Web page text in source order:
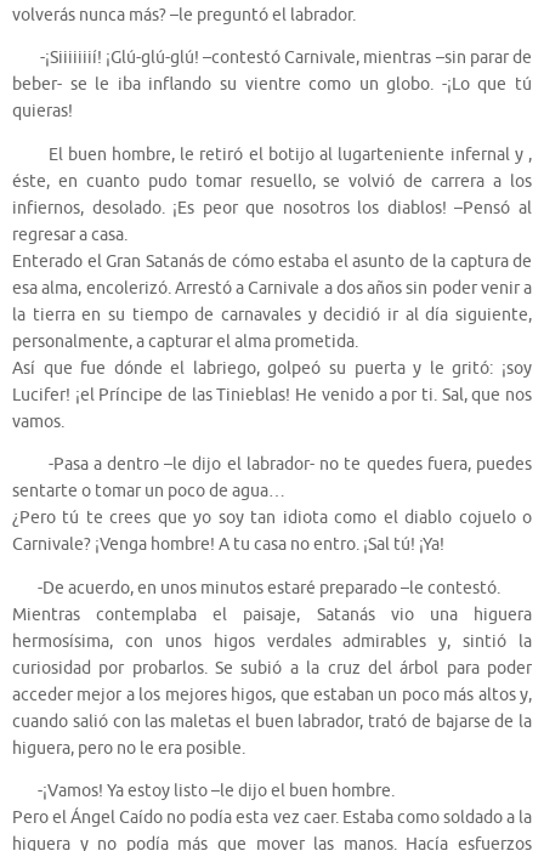
volverás nunca más? –le preguntó el labrador.
-¡Siiiiiiií! ¡Glú-glú-glú! –contestó Carnivale, mientras –sin parar de
beber- se le iba inflando su vientre como un globo. -¡Lo que tú
quieras!
El buen hombre, le retiró el botijo al lugarteniente infernal y ,
éste, en cuanto pudo tomar resuello, se volvió de carrera a los
infiernos, desolado. ¡Es peor que nosotros los diablos! –Pensó al
regresar a casa.
Enterado el Gran Satanás de cómo estaba el asunto de la captura de
esa alma, encolerizó. Arrestó a Carnivale a dos años sin poder venir a
la tierra en su tiempo de carnavales y decidió ir al día siguiente,
personalmente, a capturar el alma prometida.
Así que fue dónde el labriego, golpeó su puerta y le gritó: ¡soy
Lucifer! ¡el Príncipe de las Tinieblas! He venido a por ti. Sal, que nos
vamos.
-Pasa a dentro –le dijo el labrador- no te quedes fuera, puedes
sentarte o tomar un poco de agua…
¿Pero tú te crees que yo soy tan idiota como el diablo cojuelo o
Carnivale? ¡Venga hombre! A tu casa no entro. ¡Sal tú! ¡Ya!
-De acuerdo, en unos minutos estaré preparado –le contestó.
Mientras contemplaba el paisaje, Satanás vio una higuera
hermosísima, con unos higos verdales admirables y, sintió la
curiosidad por probarlos. Se subió a la cruz del árbol para poder
acceder mejor a los mejores higos, que estaban un poco más altos y,
cuando salió con las maletas el buen labrador, trató de bajarse de la
higuera, pero no le era posible.
-¡Vamos! Ya estoy listo –le dijo el buen hombre.
Pero el Ángel Caído no podía esta vez caer. Estaba como soldado a la
higuera y no podía más que mover las manos. Hacía esfuerzos